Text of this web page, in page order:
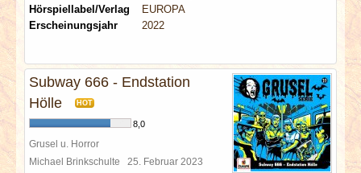
Hörspiellabel/Verlag
EUROPA
Erscheinungsjahr
2022
Subway 666 - Endstation
Hölle
HOT
8,0
Grusel u. Horror
Michael Brinkschulte 25. Februar 2023